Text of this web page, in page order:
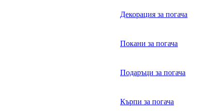
Декорация за погача
Покани за погача
Подаръци за погача
Кърпи за погача